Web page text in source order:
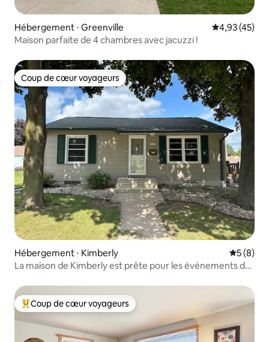
Hébergement ⋅ Greenville Évaluation
4,93 (45)
Maison parfaite de 4 chambres avec jacuzzi !
Coup de cœur voyageurs
Coup de cœur voyageurs
Hébergement ⋅ Kimberly
5 (8)
La maison de Kimberly est prête pour les événements de
Coups de cœur voyageurs les plus appréciés
Coup de cœur voyageurs